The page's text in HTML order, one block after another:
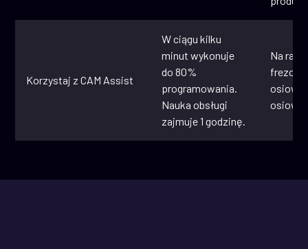
Korzystaj z CAM Assist
W ciągu kilku
minut wykonuje
do 80%
programowania.
Nauka obsługi
zajmuje 1 godzinę.
Na
osiowe
osiowe.